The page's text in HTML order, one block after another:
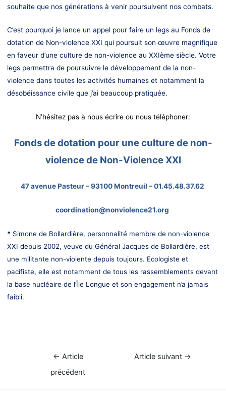
souhaite que nos générations à venir poursuivent nos combats.
C’est pourquoi je lance un appel pour faire un legs au Fonds de
dotation de Non-violence XXI qui poursuit son œuvre magnifique
en faveur d’une culture de non-violence au XXIème siècle. Votre
legs permettra de poursuivre le développement de la non-
violence dans toutes les activités humaines et notamment la
désobéissance civile que j’ai beaucoup pratiquée.
N’hésitez pas à nous écrire ou nous téléphoner:
Fonds de dotation pour une culture de non-
violence de Non-Violence XXI
47 avenue Pasteur – 93100 Montreuil – 01.45.48.37.62
coordination@nonviolence21.org
* Simone de Bollardière, personnalité membre de non-violence
XXI depuis 2002, veuve du Général Jacques de Bollardière, est
une militante non-violente depuis toujours. Ecologiste et
pacifiste, elle est notamment de tous les rassemblements devant
la base nucléaire de l’Île Longue et son engagement n’a jamais
faibli.
Navigation← Article
précédent
Article suivant →